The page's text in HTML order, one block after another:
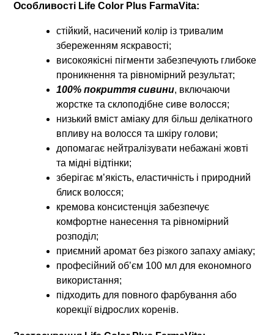
Особливості Life Color Plus FarmaVita:
стійкий, насичений колір із тривалим
збереженням яскравості;
високоякісні пігменти забезпечують глибоке
проникнення та рівномірний результат;
100% покриття сивини, включаючи
жорстке та склоподібне сиве волосся;
низький вміст аміаку для більш делікатного
впливу на волосся та шкіру голови;
допомагає нейтралізувати небажані жовті
та мідні відтінки;
зберігає м’якість, еластичність і природний
блиск волосся;
кремова консистенція забезпечує
комфортне нанесення та рівномірний
розподіл;
приємний аромат без різкого запаху аміаку;
професійний об’єм 100 мл для економного
використання;
підходить для повного фарбування або
корекції відрослих коренів.